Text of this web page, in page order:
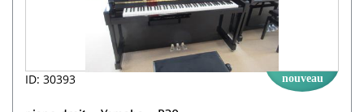
ID: 30393 nouveau